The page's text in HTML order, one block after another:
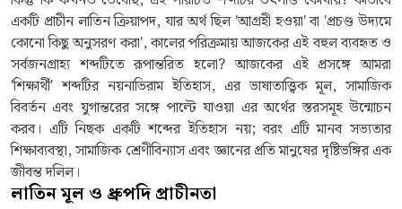
একটি প্রাচীন লাতিন ক্রিয়াপদ, যার অর্থ ছিল 'আগ্রহী হওয়া' বা 'প্রচণ্ড উদ্যমে
কোনো কিছু অনুসরণ করা', কালের পরিক্রমায় আজকের এই বহুল ব্যবহৃত ও
সর্বজনগ্রাহ্য শব্দটিতে রূপান্তরিত হলো? আজকের এই প্রসঙ্গে আমরা
'শিক্ষার্থী' শব্দটির নয়নাভিরাম ইতিহাস, এর ভাষাতাত্ত্বিক মূল, সামাজিক
বিবর্তন এবং যুগান্তরের সঙ্গে পাল্টে যাওয়া এর অর্থের স্তরসমূহ উন্মোচন
করব। এটি নিছক একটি শব্দের ইতিহাস নয়; বরং এটি মানব সভ্যতার
শিক্ষাব্যবস্থা, সামাজিক শ্রেণীবিন্যাস এবং জ্ঞানের প্রতি মানুষের দৃষ্টিভঙ্গির এক
জীবন্ত দলিল।
লাতিন মূল ও ধ্রুপদি প্রাচীনতা